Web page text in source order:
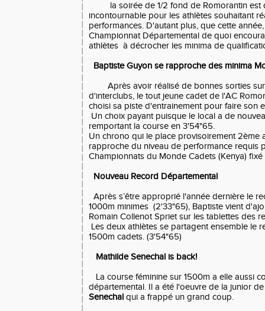
la soirée de 1/2 fond de Romorantin est
incontournable pour les athlètes souhaitant
performances. D'autant plus, que cette
Championnat Départemental de quoi
athlètes à décrocher les minima de
Baptiste Guyon se rapproche des minima
Après avoir réalisé de bonnes sorties
d'interclubs, le tout jeune cadet de l'AC
choisi sa piste d'entrainement pour faire son
Un choix payant puisque le local a de
remportant la course en 3'54"65.
Un chrono qui le place provisoirement 2ème
rapproche du niveau de performance requis
Championnats du Monde Cadets (Kenya)
Nouveau Record Départemental
Après s’être approprié l'année dernière le
1000m minimes (2'33"65), Baptiste vient
Romain Collenot Spriet sur les tablettes des
Les deux athlètes se partagent ensemble le
1500m cadets. (3'54"65)
Mathilde Senechal is back!
La course féminine sur 1500m a elle aussi
départemental. Il a été l'oeuvre de la junior
Senechal qui a frappé un grand coup.